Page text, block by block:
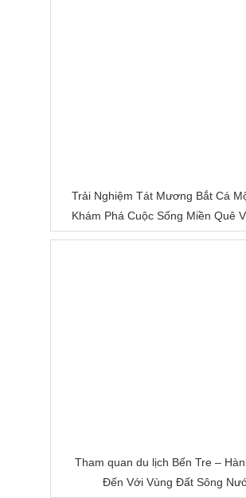
Trải Nghiệm Tát Mương Bắt Cá
Khám Phá Cuộc Sống Miền Quê
Tham quan du lịch Bến Tre –
Đến Với Vùng Đất Sông